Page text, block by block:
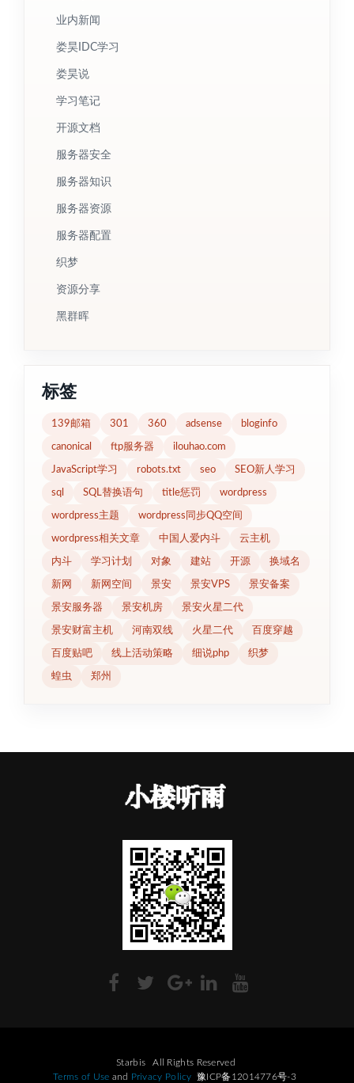
业内新闻
娄昊IDC学习
娄昊说
学习笔记
开源文档
服务器安全
服务器知识
服务器资源
服务器配置
织梦
资源分享
黑群晖
标签
139邮箱 301 360 adsense bloginfo
canonical ftp服务器 ilouhao.com
JavaScript学习 robots.txt seo SEO新人学习
sql SQL替换语句 title惩罚 wordpress
wordpress主题 wordpress同步QQ空间
wordpress相关文章 中国人爱内斗 云主机
内斗 学习计划 对象 建站 开源 换域名
新网 新网空间 景安 景安VPS 景安备案
景安服务器 景安机房 景安火星二代
景安财富主机 河南双线 火星二代 百度穿越
百度贴吧 线上活动策略 细说php 织梦
蝗虫 郑州
Starbis
All Rights Reserved
Terms of Use and Privacy Policy 豫ICP备12014776号-3